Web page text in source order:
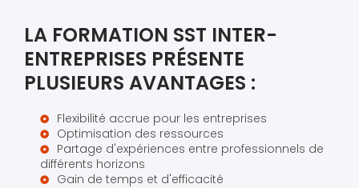
LA FORMATION SST INTER-
ENTREPRISES PRÉSENTE
PLUSIEURS AVANTAGES :
Flexibilité accrue pour les entreprises
Optimisation des ressources
Partage d'expériences entre professionnels de
différents horizons
Gain de temps et d'efficacité